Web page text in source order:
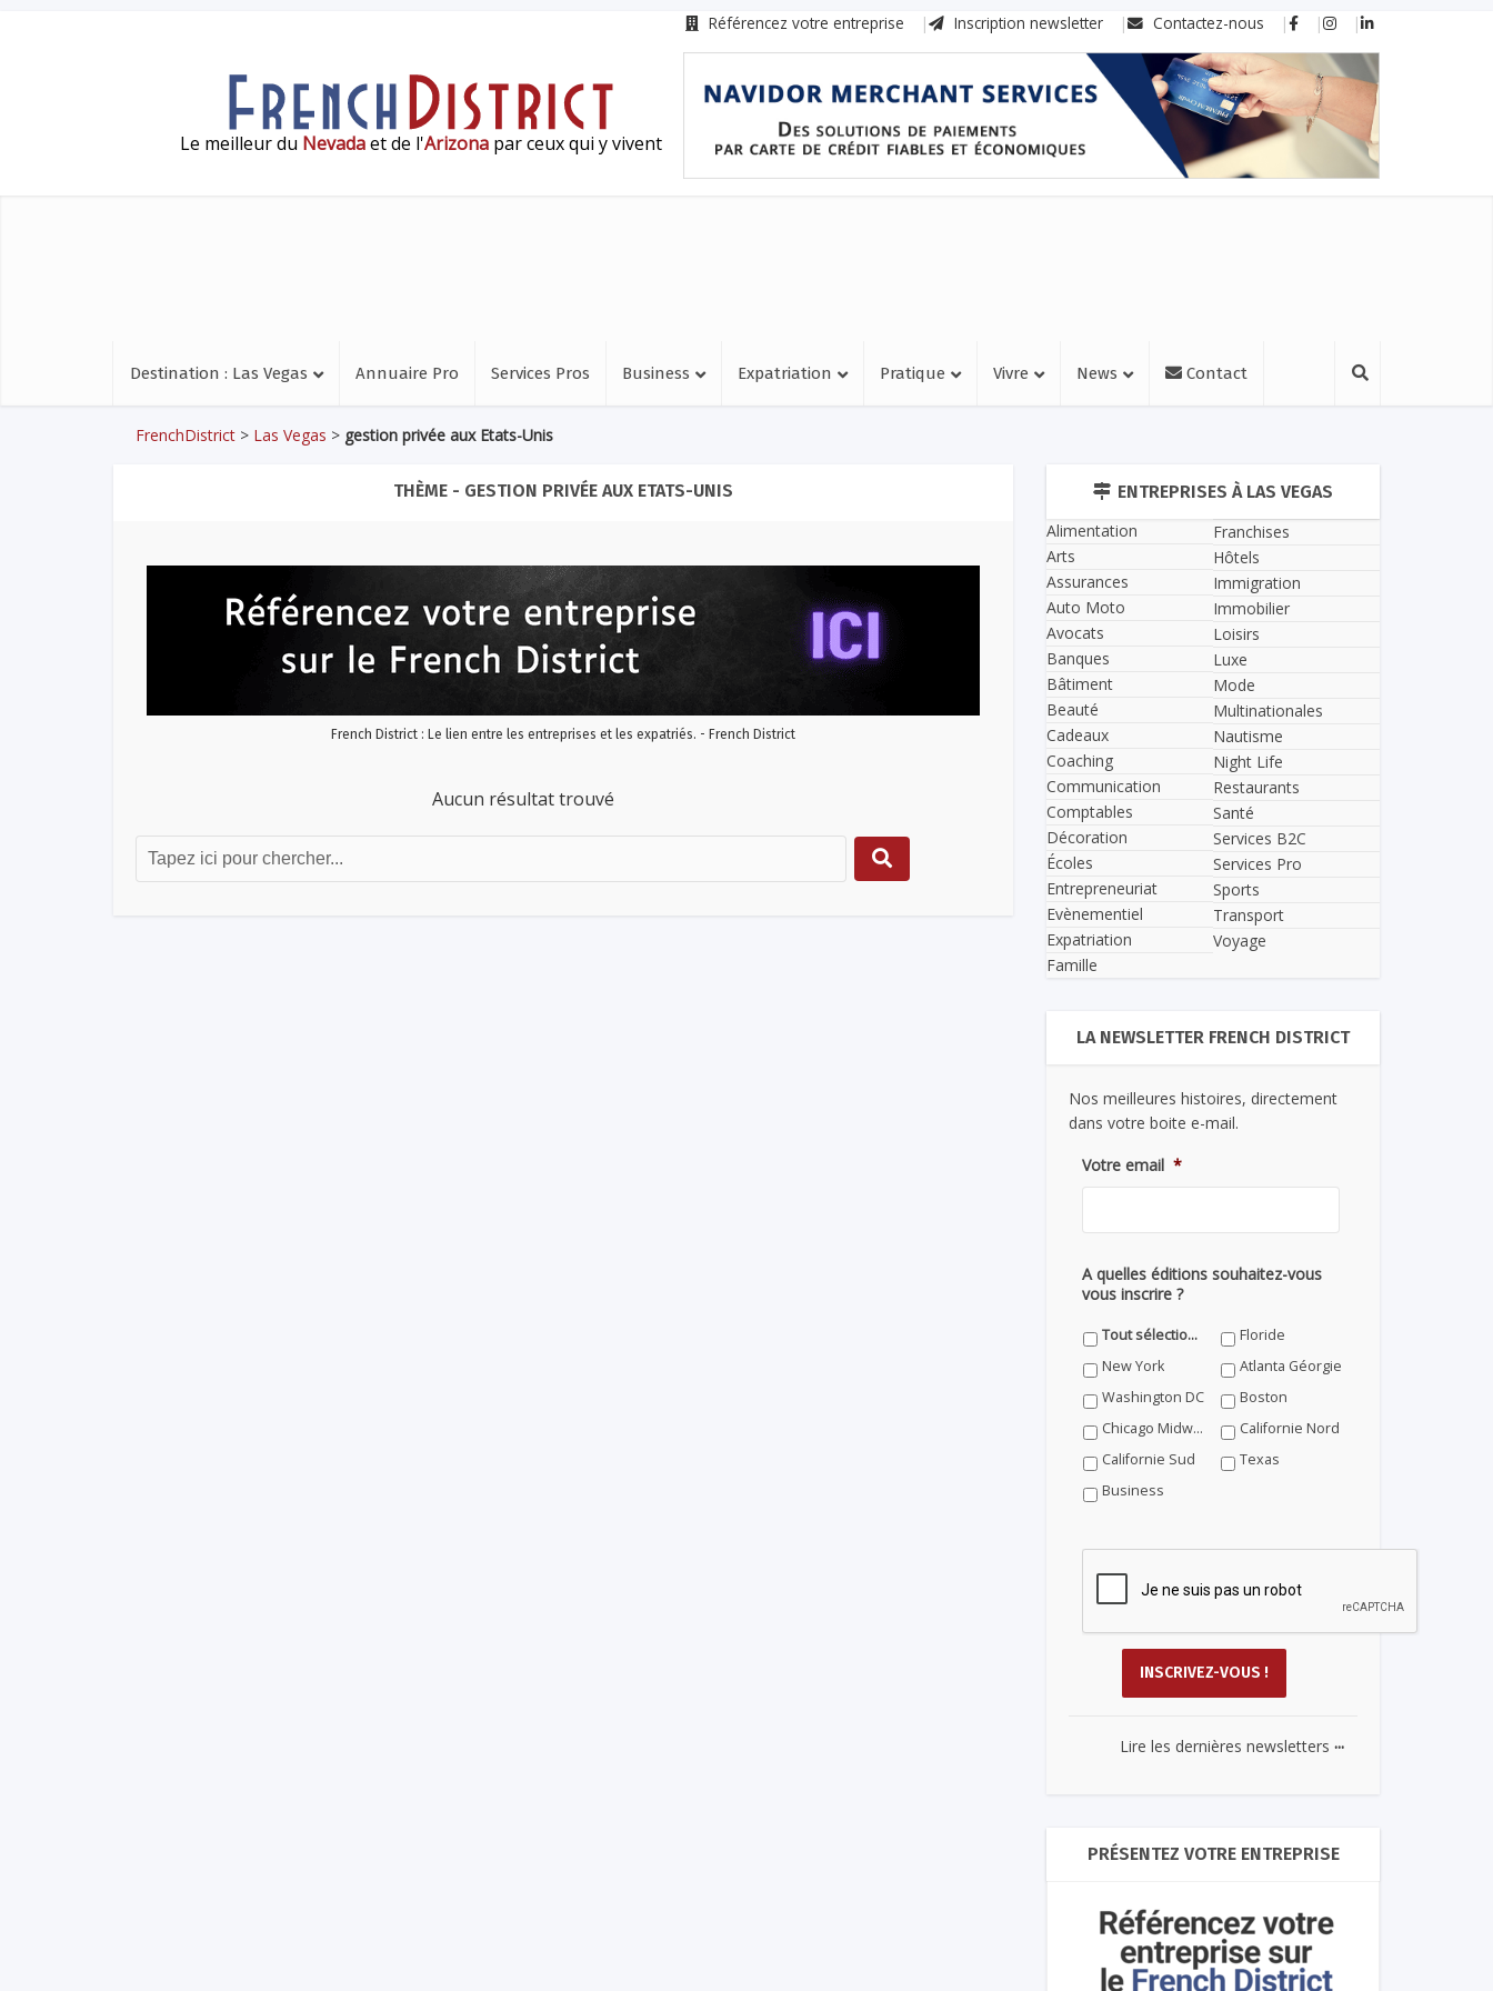
Référencez votre entreprise Inscription newsletter Contactez-nous
Le meilleur du Nevadaet de l'Arizona par ceux qui y vivent
Destination : Las Vegas Annuaire Pro Services Pros Business Expatriation Pratique Vivre News Contact
FrenchDistrict > Las Vegas > gestion privée aux Etats-Unis
THÈME - GESTION PRIVÉE AUX ETATS-UNIS
French District : Le lien entre les entreprises et les expatriés. - French District
Aucun résultat trouvé
ENTREPRISES À LAS VEGAS
Alimentation
Arts
Assurances
Auto Moto
Avocats
Banques
Bâtiment
Beauté
Cadeaux
Coaching
Communication
Comptables
Décoration
Écoles
Entrepreneuriat
Evènementiel
Expatriation
Famille
Franchises
Hôtels
Immigration
Immobilier
Loisirs
Luxe
Mode
Multinationales
Nautisme
Night Life
Restaurants
Santé
Services B2C
Services Pro
Sports
Transport
Voyage
LA NEWSLETTER FRENCH DISTRICT
Nos meilleures histoires, directement
dans votre boite e-mail.
Votre email *
A quelles éditions souhaitez-vous
vous inscrire ?
Tout sélectionner
Floride
New York
Atlanta Géorgie
Washington DC
Boston
Chicago Midwest
Californie Nord
Californie Sud
Texas
Business
Lire les dernières newsletters ...
PRÉSENTEZ VOTRE ENTREPRISE